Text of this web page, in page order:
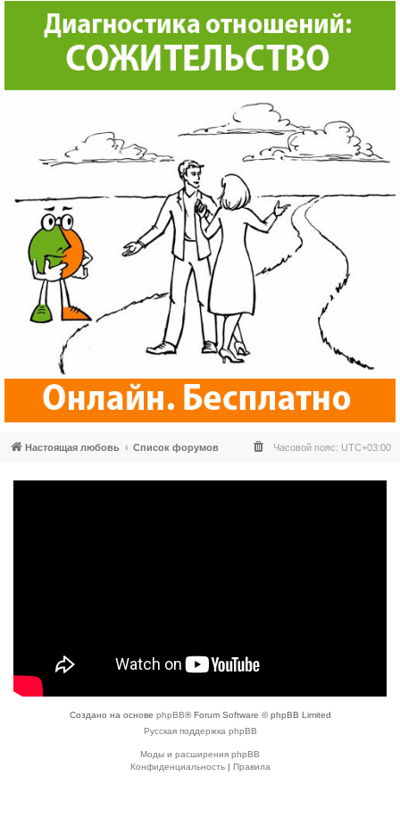
Настоящая любовь Список форумов Часовой пояс: UTC+03:00
Создано на основе phpBB® Forum Software © phpBB Limited
Русская поддержка phpBB
Моды и расширения phpBB
Конфиденциальность| Правила